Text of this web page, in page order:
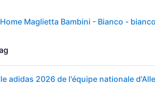
Maglietta Bambini - Bianco - bianco
adidas 2026 de l'équipe nationale